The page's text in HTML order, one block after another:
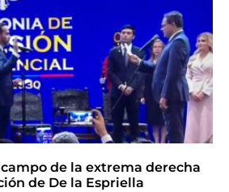
de la extrema derecha
de De la Espriella